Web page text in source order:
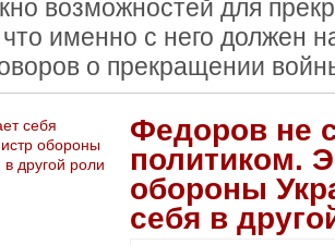
возможностей для
именно с него должен
о прекращении
Федоров не
политиком.
обороны
себя в